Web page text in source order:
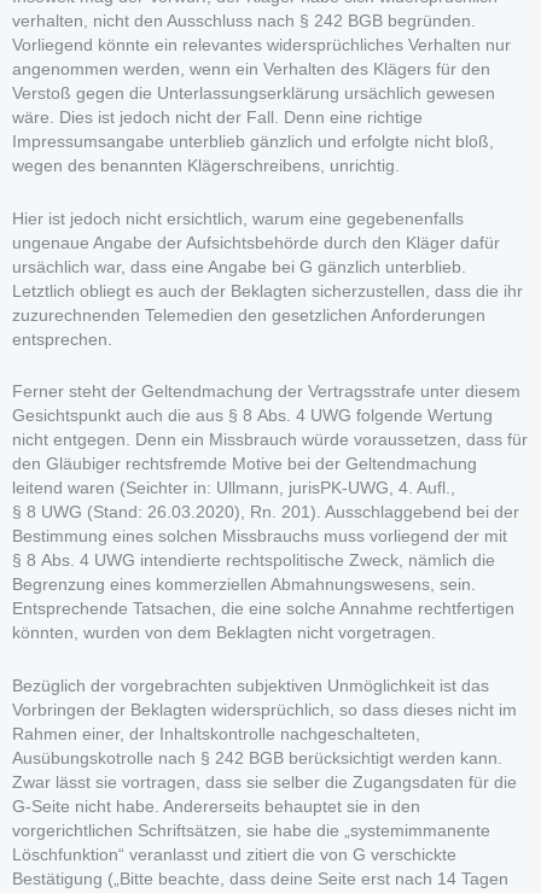
verhalten, nicht den Ausschluss nach § 242 BGB begründen.
Vorliegend könnte ein relevantes widersprüchliches Verhalten nur
angenommen werden, wenn ein Verhalten des Klägers für den
Verstoß gegen die Unterlassungserklärung ursächlich gewesen
wäre. Dies ist jedoch nicht der Fall. Denn eine richtige
Impressumsangabe unterblieb gänzlich und erfolgte nicht bloß,
wegen des benannten Klägerschreibens, unrichtig.
Hier ist jedoch nicht ersichtlich, warum eine gegebenenfalls
ungenaue Angabe der Aufsichtsbehörde durch den Kläger dafür
ursächlich war, dass eine Angabe bei G gänzlich unterblieb.
Letztlich obliegt es auch der Beklagten sicherzustellen, dass die ihr
zuzurechnenden Telemedien den gesetzlichen Anforderungen
entsprechen.
Ferner steht der Geltendmachung der Vertragsstrafe unter diesem
Gesichtspunkt auch die aus § 8 Abs. 4 UWG folgende Wertung
nicht entgegen. Denn ein Missbrauch würde voraussetzen, dass für
den Gläubiger rechtsfremde Motive bei der Geltendmachung
leitend waren (Seichter in: Ullmann, jurisPK-UWG, 4. Aufl.,
§ 8 UWG (Stand: 26.03.2020), Rn. 201). Ausschlaggebend bei der
Bestimmung eines solchen Missbrauchs muss vorliegend der mit
§ 8 Abs. 4 UWG intendierte rechtspolitische Zweck, nämlich die
Begrenzung eines kommerziellen Abmahnungswesens, sein.
Entsprechende Tatsachen, die eine solche Annahme rechtfertigen
könnten, wurden von dem Beklagten nicht vorgetragen.
Bezüglich der vorgebrachten subjektiven Unmöglichkeit ist das
Vorbringen der Beklagten widersprüchlich, so dass dieses nicht im
Rahmen einer, der Inhaltskontrolle nachgeschalteten,
Ausübungskotrolle nach § 242 BGB berücksichtigt werden kann.
Zwar lässt sie vortragen, dass sie selber die Zugangsdaten für die
G-Seite nicht habe. Andererseits behauptet sie in den
vorgerichtlichen Schriftsätzen, sie habe die „systemimmanente
Löschfunktion“ veranlasst und zitiert die von G verschickte
Bestätigung („Bitte beachte, dass deine Seite erst nach 14 Tagen